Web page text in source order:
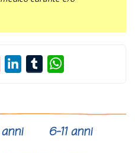
PinterestLinkedInTumblr
6-11 anni